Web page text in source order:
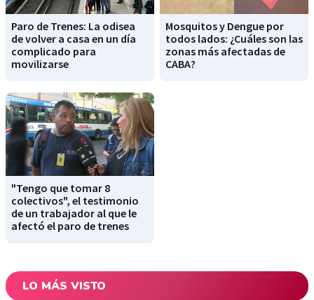
Paro de Trenes: La odisea
de volver a casa en un día
complicado para
movilizarse
Mosquitos y Dengue por
todos lados: ¿Cuáles son las
zonas más afectadas de
CABA?
"Tengo que tomar 8
colectivos", el testimonio
de un trabajador al que le
afectó el paro de trenes
LO MÁS VISTO